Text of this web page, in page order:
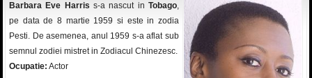
Barbara Eve Harris s-a nascut in Tobago,
pe data de 8 martie 1959 si este in zodia
Pesti. De asemenea, anul 1959 s-a aflat sub
semnul zodiei mistret in Zodiacul Chinezesc.
Ocupatie: Actor